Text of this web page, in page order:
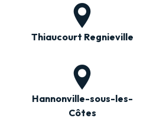
Thiaucourt Regnieville
Hannonville-sous-les-
Côtes